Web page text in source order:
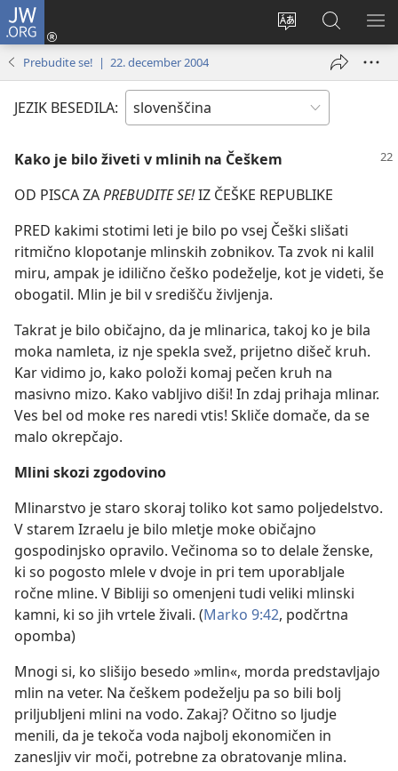
JW.ORG
Spremeni
spletnega
mesta
Prijava
(odpre
Iskanje
po
JW.ORG
Prebudite se! | 22. december 2004
JEZIK BESEDILA:
Kako je bilo živeti v mlinih na Češkem
OD PISCA ZAPREBUDITE SE!IZ ČEŠKE REPUBLIKE
PRED kakimi stotimi leti je bilo po vsej Češki slišati
ritmično klopotanje mlinskih zobnikov. Ta zvok ni kalil
miru, ampak je idilično češko podeželje, kot je videti, še
obogatil. Mlin je bil v središču življenja.
Takrat je bilo običajno, da je mlinarica, takoj ko je bila
moka namleta, iz nje spekla svež, prijetno dišeč kruh.
Kar vidimo jo, kako položi komaj pečen kruh na
masivno mizo. Kako vabljivo diši! In zdaj prihaja mlinar.
Ves bel od moke res naredi vtis! Skliče domače, da se
malo okrepčajo.
Mlini skozi zgodovino
Mlinarstvo je staro skoraj toliko kot samo poljedelstvo.
V starem Izraelu je bilo mletje moke običajno
gospodinjsko opravilo. Večinoma so to delale ženske,
ki so pogosto mlele v dvoje in pri tem uporabljale
ročne mline. V Bibliji so omenjeni tudi veliki mlinski
kamni, ki so jih vrtele živali. (Marko 9:42, podčrtna
opomba)
Mnogi si, ko slišijo besedo »mlin«, morda predstavljajo
mlin na veter. Na češkem podeželju pa so bili bolj
priljubljeni mlini na vodo. Zakaj? Očitno so ljudje
menili, da je tekoča voda najbolj ekonomičen in
zanesljiv vir moči, potrebne za obratovanje mlina.